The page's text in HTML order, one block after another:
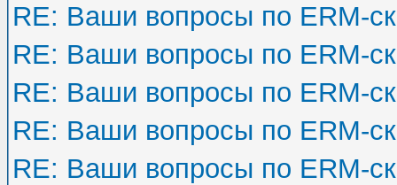
RE: Ваши вопросы по ERM-
RE: Ваши вопросы по ERM-
RE: Ваши вопросы по ERM-
RE: Ваши вопросы по ERM-
RE: Ваши вопросы по ERM-